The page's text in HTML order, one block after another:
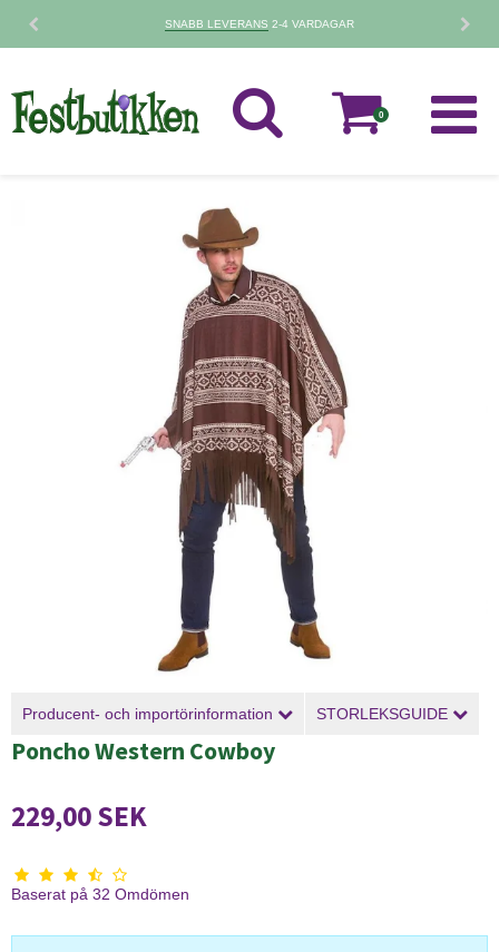
30 DAGARSRETURPOLICY
0
Producent- och importörinformation STORLEKSGUIDE
Poncho Western Cowboy
229,00 SEK
Baserat på 32 Omdömen